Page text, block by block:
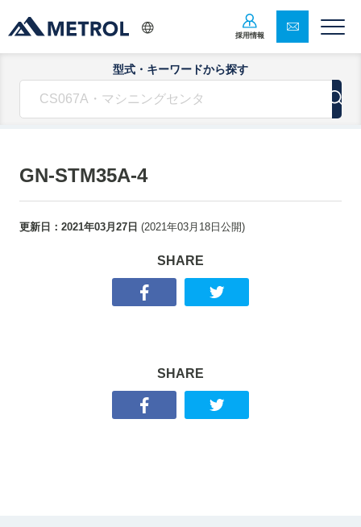
採用情報
型式・キーワードから探す
GN-STM35A-4
更新日： 2021年03月27日 (2021年03月18日 公開)
SHARE
SHARE